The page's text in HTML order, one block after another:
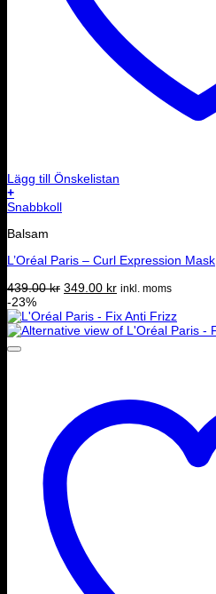
Lägg till Önskelistan
+
Snabbkoll
Balsam
L’Oréal Paris – Curl Expression Mask
439.00kr Det
priset
var:
349.00 krDet
priset
är:
inkl. moms
-23%